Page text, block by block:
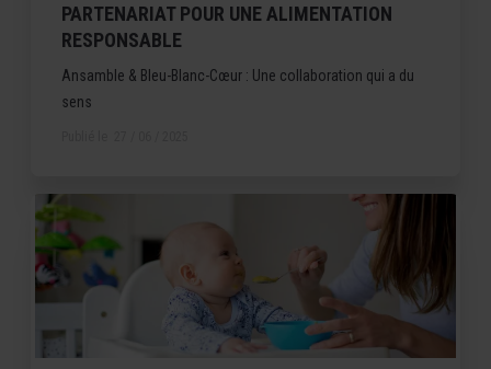
PARTENARIAT POUR UNE ALIMENTATION
RESPONSABLE
Ansamble & Bleu-Blanc-Cœur : Une collaboration qui a du
sens